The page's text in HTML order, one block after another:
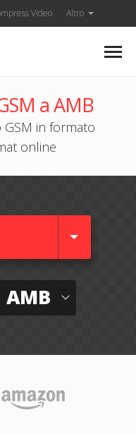
Video Altro
a AMB
in formato
online
AMB